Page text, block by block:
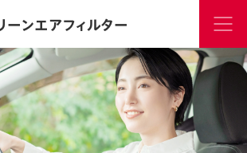
ーンエアフィルター